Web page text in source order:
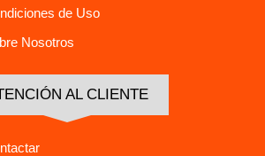
de Uso
Nosotros
AL CLIENTE